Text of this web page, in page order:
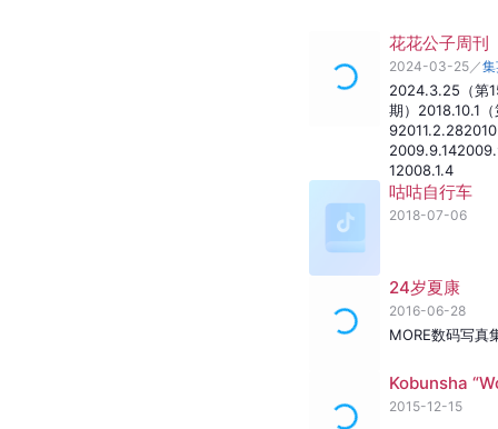
花花公子周刊
2024-03-25／
2024.3.25（第
期） 2018.10.1
92011.2.28
2009.9.14
12008.1.4
咕咕自行车
2018-07-06
24岁夏康
2016-06-28
MORE数码写真
Kobunsha
2015-12-15